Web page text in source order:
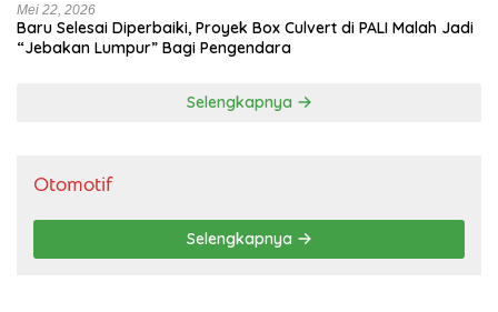
Mei 22, 2026
Baru Selesai Diperbaiki, Proyek Box Culvert di PALI Malah Jadi
“Jebakan Lumpur” Bagi Pengendara
Selengkapnya
Otomotif
Selengkapnya